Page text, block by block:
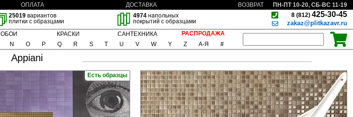
ОПЛАТА ДОСТАВКА ВОЗВРАТ
ПН-ПТ 10-20, СБ-ВС 11-19
25019 вариантов
плитки с образцами
4974напольных
покрытий с образцами
8 (812) 425-30-45
zakaz@plitkazavr.ru
ОБОИ КРАСКИ САНТЕХНИКА
РАСПРОДАЖА
N O P Q R S T U V W Y Z А-Я #
Appiani
Есть образцы